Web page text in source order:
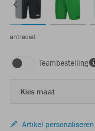
antraciet
Teambestelling
Kies maat
Artikel personaliseren